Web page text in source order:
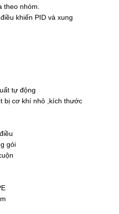
theo nhóm.
khiển PID và xung
tự động
bị cơ khí nhỏ ,kích thước
gói